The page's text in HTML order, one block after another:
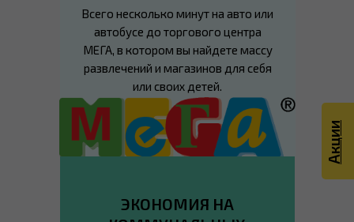
Акции
Всего несколько минут на авто или
автобусе до торгового центра
МЕГА, в котором вы найдете массу
развлечений и магазинов для себя
или своих детей.
ЭКОНОМИЯ НА